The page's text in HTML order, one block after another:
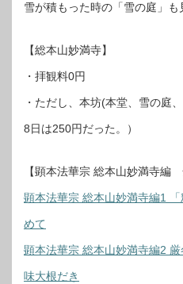
雪が積もった時の「雪の庭」も
【総本山妙満寺】
・拝観料0円
・ただし、本坊(本堂、雪の庭
8日は250円だった。）
【顕本法華宗 総本山妙満寺編
顕本法華宗 総本山妙満寺編1
めて
顕本法華宗 総本山妙満寺編2
味大根だき